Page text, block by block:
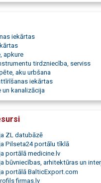
sistēmu darbība, efektīva
vārsti, sedlu vārsti, no
gaisa vārstu piedziņa ar
iekārtas
apkure
tirdzniecība, serviss
aku urbšana
iekārtas
kanalizācija
ZL datubāzē
Pilseta24 portālu tīklā
portālā medicine.lv
būvniecības, arhitektūras un
portālā BalticExport.com
firmas.lv